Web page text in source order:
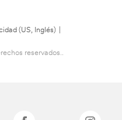
(US, Inglés)
reservados..